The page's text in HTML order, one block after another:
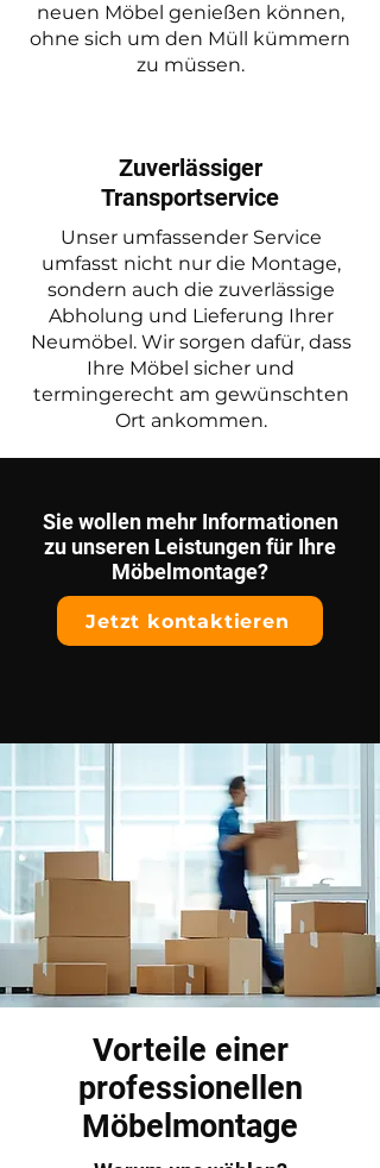
neuen Möbel genießen können,
ohne sich um den Müll kümmern
zu müssen.
Zuverlässiger
Transportservice
Unser umfassender Service
umfasst nicht nur die Montage,
sondern auch die zuverlässige
Abholung und Lieferung Ihrer
Neumöbel. Wir sorgen dafür, dass
Ihre Möbel sicher und
termingerecht am gewünschten
Ort ankommen.
Sie wollen mehr Informationen
zu unseren Leistungen für Ihre
Möbelmontage?
Jetzt kontaktieren
Vorteile einer
professionellen
Möbelmontage